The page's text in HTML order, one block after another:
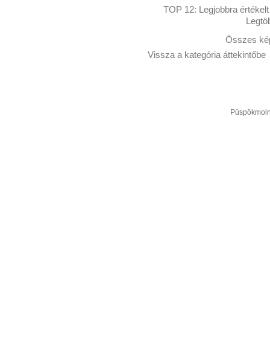
TOP 12: Legjobbra értékelt
Összes
Vissza a kategória áttekintőbe